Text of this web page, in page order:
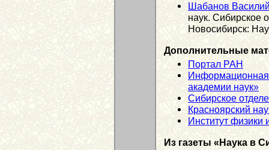
Шабанов
наук. Сибирское
Новосибирск:
Дополнительные
Портал РАН
Информационная
академии наук»
Сибирское
Красноярский
Институт
Из газеты «Наука в